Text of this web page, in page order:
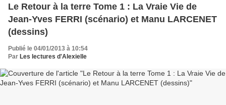
Le Retour à la terre Tome 1 : La Vraie Vie de
Jean-Yves FERRI (scénario) et Manu LARCENET
(dessins)
Publié le 04/01/2013 à 10:54
Par Les lectures d'Alexielle